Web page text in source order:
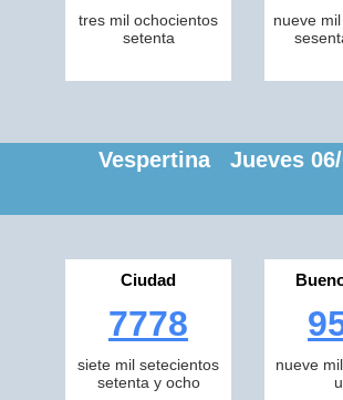
tres mil ochocientos
setenta
nueve
Vespertina Jueves 06/
Ciudad
7778
siete mil setecientos
setenta y ocho
nueve